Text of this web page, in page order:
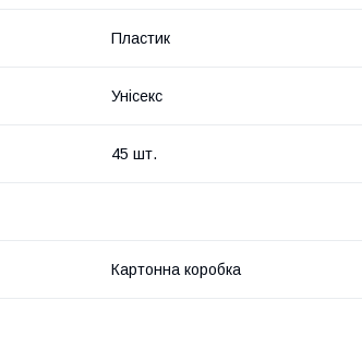
Пластик
Унісекс
45 шт.
Картонна коробка